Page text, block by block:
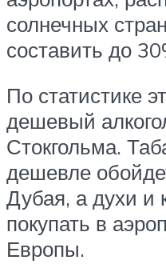
солнечных
составить до
По статистике
дешевый
Стокгольма.
дешевле
Дубая, а духи и
покупать в
Европы.